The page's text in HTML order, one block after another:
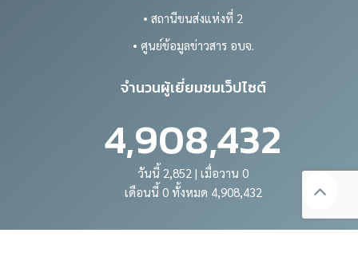
• สถานีขนส่งแห่งที่ 2
• ศูนย์ข้อมูลข่าวสาร อบจ.
จำนวนผู้เยี่ยมชมเว็ปไซต์
4,908,432
วันนี้ 2,852 | เมื่อวาน 0
เดือนนี้ 0 ทั้งหมด 4,908,432